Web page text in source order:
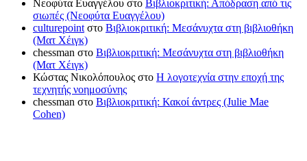
Νεοφύτα Ευαγγέλου στο Βιβλιοκριτική: Απόδραση από τις
σιωπές (Νεοφύτα Ευαγγέλου)
culturepointστο Βιβλιοκριτική: Μεσάνυχτα στη βιβλιοθήκη
(Ματ Χέιγκ)
chessman στο Βιβλιοκριτική: Μεσάνυχτα στη βιβλιοθήκη
(Ματ Χέιγκ)
Κώστας Νικολόπουλος στο Η λογοτεχνία στην εποχή της
τεχνητής νοημοσύνης
chessman στο Βιβλιοκριτική: Κακοί άντρες (Julie Mae
Cohen)